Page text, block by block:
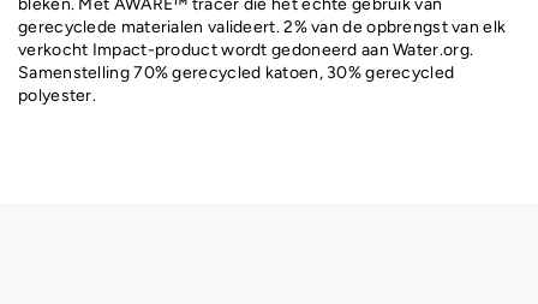
bleken. Met AWARE™ tracer die het echte gebruik van
gerecyclede materialen valideert. 2% van de opbrengst van elk
verkocht Impact-product wordt gedoneerd aan Water.org.
Samenstelling 70% gerecycled katoen, 30% gerecycled
polyester.